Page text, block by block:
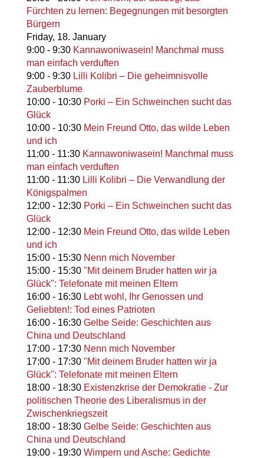
Fürchten zu lernen: Begegnungen mit besorgten
Bürgern
Friday, 18. January
9:00- 9:30 Kannawoniwasein! Manchmal muss
man einfach verduften
9:00- 9:30 Lilli Kolibri – Die geheimnisvolle
Zauberblume
10:00- 10:30 Porki – Ein Schweinchen sucht das
Glück
10:00- 10:30 Mein Freund Otto, das wilde Leben
und ich
11:00- 11:30 Kannawoniwasein! Manchmal muss
man einfach verduften
11:00- 11:30 Lilli Kolibri – Die Verwandlung der
Königspalmen
12:00- 12:30 Porki – Ein Schweinchen sucht das
Glück
12:00- 12:30 Mein Freund Otto, das wilde Leben
und ich
15:00- 15:30 Nenn mich November
15:00- 15:30 "Mit deinem Bruder hatten wir ja
Glück": Telefonate mit meinen Eltern
16:00- 16:30 Lebt wohl, Ihr Genossen und
Geliebten!: Tod eines Patrioten
16:00- 16:30 Gelbe Seide: Geschichten aus
China und Deutschland
17:00- 17:30 Nenn mich November
17:00- 17:30 "Mit deinem Bruder hatten wir ja
Glück": Telefonate mit meinen Eltern
18:00- 18:30 Existenzkrise der Demokratie - Zur
politischen Theorie des Liberalismus in der
Zwischenkriegszeit
18:00- 18:30 Gelbe Seide: Geschichten aus
China und Deutschland
19:00- 19:30 Wimpern und Asche: Gedichte